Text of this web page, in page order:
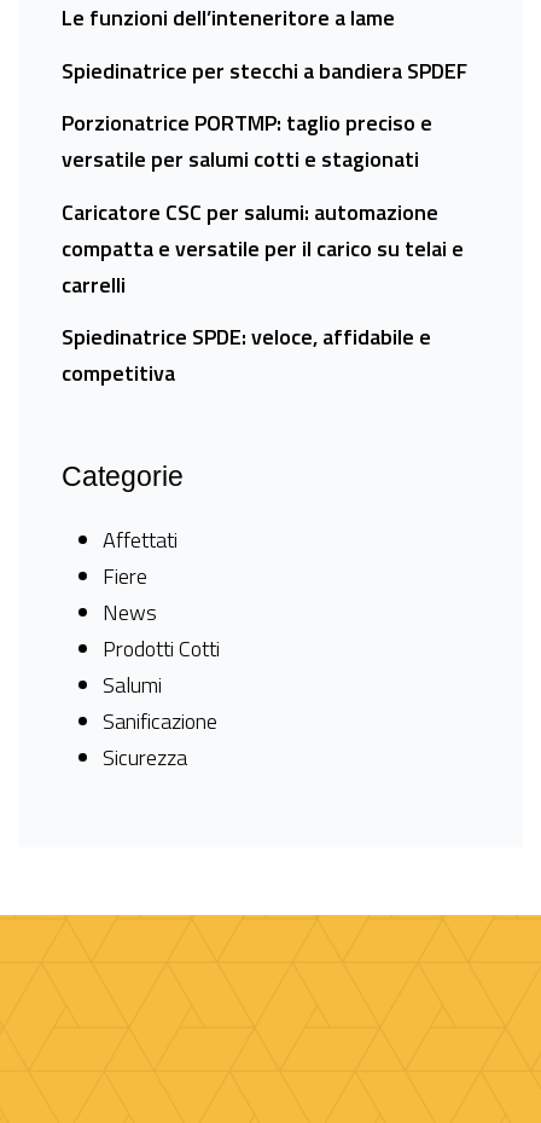
Le funzioni dell’inteneritore a lame
Spiedinatrice per stecchi a bandiera SPDEF
Porzionatrice PORTMP: taglio preciso e
versatile per salumi cotti e stagionati
Caricatore CSC per salumi: automazione
compatta e versatile per il carico su telai e
carrelli
Spiedinatrice SPDE: veloce, affidabile e
competitiva
Categorie
Affettati
Fiere
News
Prodotti Cotti
Salumi
Sanificazione
Sicurezza